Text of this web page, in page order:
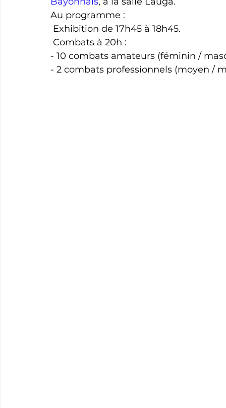
Cyclotourisme Surf Basket
Au programme :
Exhibition de 17h45 à 18h45.
Combats à 20h :
- 10 combats amateurs (féminin /
- 2 combats professionnels (moyen /